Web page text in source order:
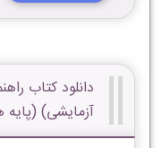
دانلود کتاب
آزمایشی) (پایه